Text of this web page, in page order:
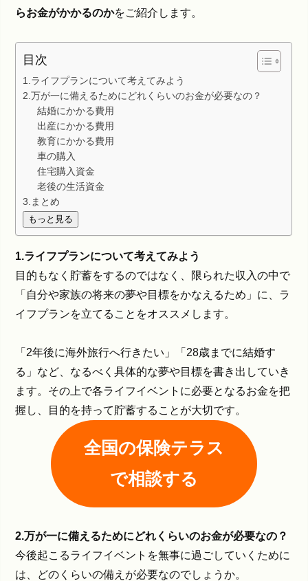
らお金がかかるのかをご紹介します。
目次
1.ライフプランについて考えてみよう
2.万が一に備えるためにどれくらいのお金が必要なの？
結婚にかかる費用
出産にかかる費用
教育にかかる費用
車の購入
住宅購入資金
老後の生活資金
3.まとめ
もっと見る
1.ライフプランについて考えてみよう
目的もなく貯蓄をするのではなく、限られた収入の中で
「自分や家族の将来の夢や目標をかなえるため」に、ラ
イフプランを立てることをオススメします。
「2年後に海外旅行へ行きたい」「28歳までに結婚す
る」など、なるべく具体的な夢や目標を書き出していき
ます。その上で各ライフイベントに必要となるお金を把
握し、目的を持って貯蓄することが大切です。
全国の保険テラス
で相談する
2.万が一に備えるためにどれくらいのお金が必要なの？
今後起こるライフイベントを無事に過ごしていくために
は、どのくらいの備えが必要なのでしょうか。